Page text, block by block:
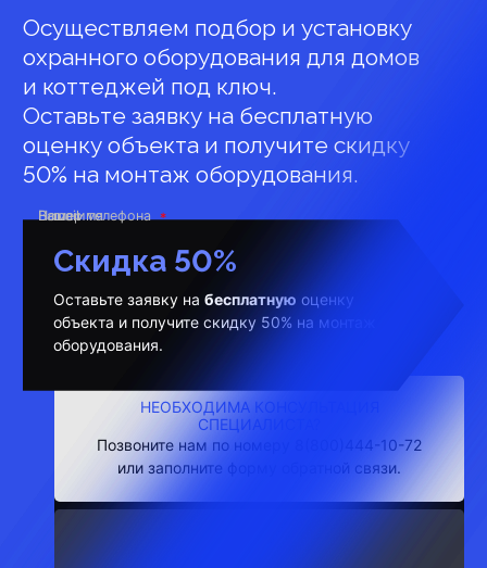
Осуществляем подбор и установку
охранного оборудования для домов
и коттеджей под ключ.
Оставьте заявку на бесплатную
оценку объекта и получите скидку
50% на монтаж оборудования.
Скидка 50%
Оставьте заявку на бесплатную оценку
объекта и получите скидку 50% на монтаж
оборудования.
НЕОБХОДИМА КОНСУЛЬТАЦИЯ
СПЕЦИАЛИСТА?
Позвоните нам по номеру 8(800)444-10-72
или заполните форму обратной связи.
Ваше имя
Номер телефона
E-mail